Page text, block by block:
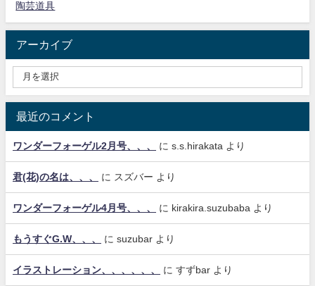
陶芸道具
アーカイブ
最近のコメント
ワンダーフォーゲル2月号、、、 に s.s.hirakata より
君(花)の名は、、、 に スズバー より
ワンダーフォーゲル4月号、、、 に kirakira.suzubaba より
もうすぐG.W、、、 に suzubar より
イラストレーション、、、、、、 に すずbar より